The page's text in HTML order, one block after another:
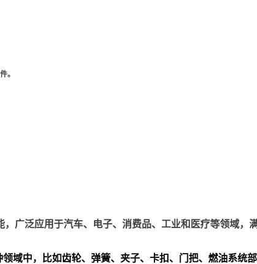
。
广泛应用于汽车、电子、消费品、工业和医疗等领域，
域中，比如齿轮、弹簧、夹子、卡扣、门把、 燃油系统